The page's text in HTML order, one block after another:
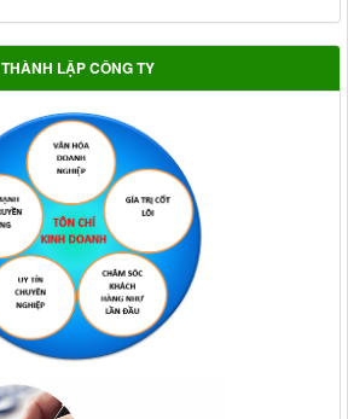
THÀNH LẬP CÔNG TY